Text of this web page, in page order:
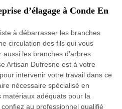
d’élagage à Conde En
à débarrasser les branches
circulation des fils qui vous
aussi les branches d’arbres
Artisan Dufresne est à votre
intervenir votre travail dans ce
nécessaire spécialisé en
matériaux adéquats pour la
au professionnel qualifié